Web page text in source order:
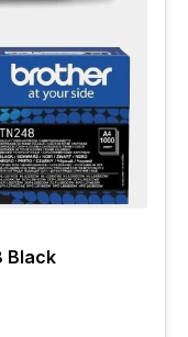
Black